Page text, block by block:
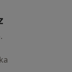
główna